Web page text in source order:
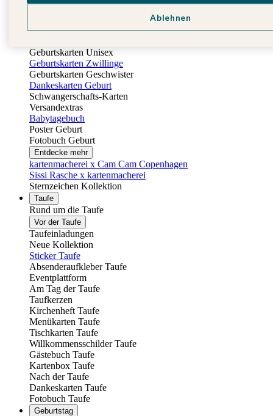
Geburtskarten Mädchen
Geburtskarten Unisex
Geburtskarten Zwillinge
Geburtskarten Geschwister
Dankeskarten Geburt
Schwangerschafts-Karten
Versandextras
Babytagebuch
Poster Geburt
Fotobuch Geburt
Entdecke mehr
kartenmacherei x Cam Cam Copenhagen
Sissi Rasche x kartenmacherei
Sternzeichen Kollektion
Taufe
Rund um die Taufe
Vor der Taufe
Taufeinladungen
Neue Kollektion
Sticker Taufe
Absenderaufkleber Taufe
Eventplattform
Am Tag der Taufe
Taufkerzen
Kirchenheft Taufe
Menükarten Taufe
Tischkarten Taufe
Willkommensschilder Taufe
Gästebuch Taufe
Kartenbox Taufe
Nach der Taufe
Dankeskarten Taufe
Fotobuch Taufe
Geburtstag
Ablehnen